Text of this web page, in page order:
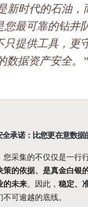
新时代的石油，
您最可靠的钻井队
只提供工具，更
数据资产安全。”
承诺：比您更在意数据
您采集的不仅仅是一行
策的依据、是真金白银
的未来。因此， 稳定、
不可逾越的底线。